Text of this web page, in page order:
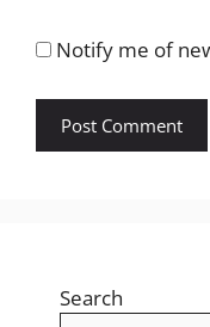
Notify me of
Search